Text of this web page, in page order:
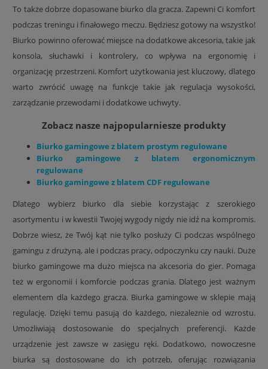
To także dobrze dopasowane biurko dla gracza. Zapewni Ci komfort
podczas treningu i finałowego meczu. Będziesz gotowy na wszystko!
Biurko powinno oferować miejsce na dodatkowe akcesoria, takie jak
konsola, słuchawki i kontrolery, co wpływa na ergonomię i
organizację przestrzeni. Komfort użytkowania jest kluczowy, dlatego
warto zwrócić uwagę na funkcje takie jak regulacja wysokości,
zarządzanie przewodami i dodatkowe uchwyty.
Zobacz nasze najpopularniesze produkty
Biurko gamingowe z blatem prostym regulowane
Biurko gamingowe z blatem ergonomicznym
regulowane
Biurko gamingowe z blatem CDF regulowane
Dlatego wybierz biurko dla siebie korzystając z szerokiego
asortymentu i w kwestii Twojej wygody nigdy nie idź na kompromis.
Dobrze wiesz, że Twój kąt nie tylko posłuży Ci podczas wspólnego
gamingu z drużyną, ale i podczas pracy, odpoczynku czy nauki. Duże
biurko gamingowe ma dużo miejsca na akcesoria do gier. Pomaga
też w ergonomii i komforcie podczas grania. Dlatego jest ważnym
elementem dla każdego gracza. Biurka gamingowe w sklepie mają
regulację. Dzięki temu pasują do każdego, niezależnie od wzrostu.
Umożliwiają dostosowanie do specjalnych preferencji. Każde
urządzenie jest zawsze w zasięgu ręki. Dodatkowo, nowoczesne
biurka są dostosowane do ich potrzeb, oferując rozwiązania